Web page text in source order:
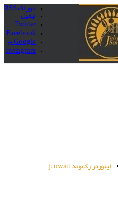
خوراک RSS
ایمیل
Twitter
Facebook
Google +
Instagram
اینورتر رکموند jcowatt